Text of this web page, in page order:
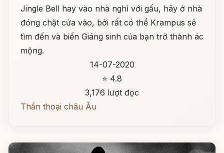
Jingle Bell hay vào nhà nghỉ với gấu, hãy ở nhà
đóng chặt cửa vào, bởi rất có thể Krampus sẽ
tìm đến và biến Giáng sinh của bạn trở thành ác
mộng.
14-07-2020
⭐ 4.8
3,176 lượt đọc
Thần thoại châu Âu